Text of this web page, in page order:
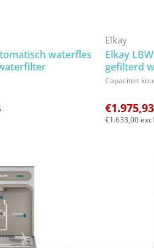
waterfles
Elkay
Elkay
gefilterd
watertap
Capaciteit
€1.975,93
€1.633,00